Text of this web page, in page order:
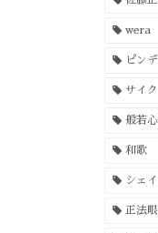
wera
ピン
サイ
般若
和歌
シェ
正法